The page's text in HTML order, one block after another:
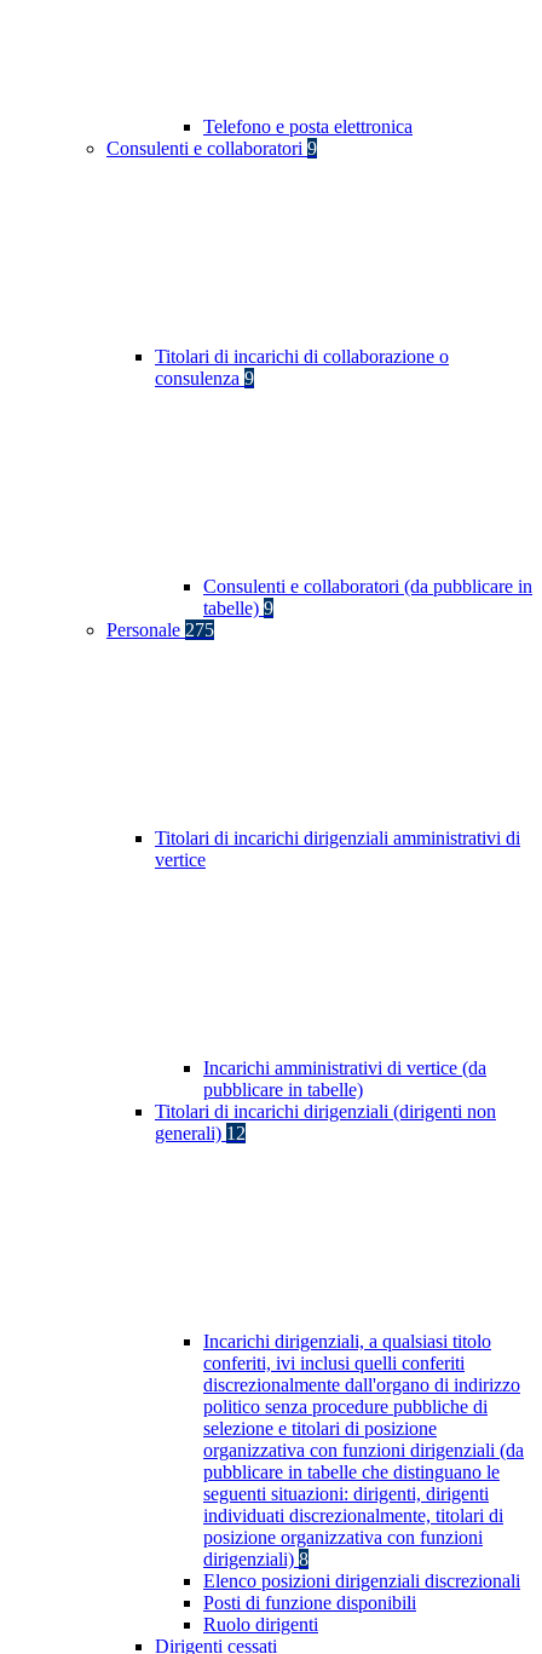
Telefono e posta elettronica
Consulenti e collaboratori 9
Titolari di incarichi di collaborazione o
consulenza 9
Consulenti e collaboratori (da pubblicare in
tabelle) 9
Personale 275
Titolari di incarichi dirigenziali amministrativi di
vertice
Incarichi amministrativi di vertice (da
pubblicare in tabelle)
Titolari di incarichi dirigenziali (dirigenti non
generali) 12
Incarichi dirigenziali, a qualsiasi titolo
conferiti, ivi inclusi quelli conferiti
discrezionalmente dall'organo di indirizzo
politico senza procedure pubbliche di
selezione e titolari di posizione
organizzativa con funzioni dirigenziali (da
pubblicare in tabelle che distinguano le
seguenti situazioni: dirigenti, dirigenti
individuati discrezionalmente, titolari di
posizione organizzativa con funzioni
dirigenziali) 8
Elenco posizioni dirigenziali discrezionali
Posti di funzione disponibili
Ruolo dirigenti
Dirigenti cessati